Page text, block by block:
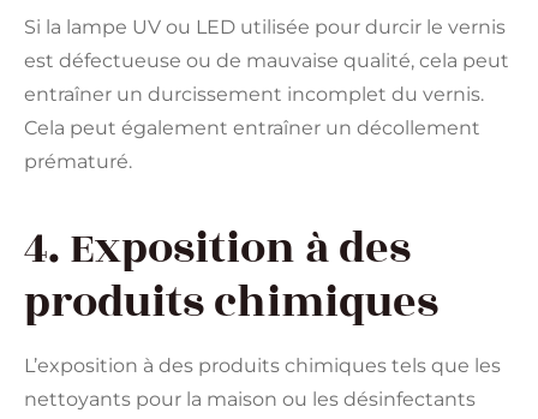
Si la lampe UV ou LED utilisée pour durcir le vernis
est défectueuse ou de mauvaise qualité, cela peut
entraîner un durcissement incomplet du vernis.
Cela peut également entraîner un décollement
prématuré.
4. Exposition à des
produits chimiques
L’exposition à des produits chimiques tels que les
nettoyants pour la maison ou les désinfectants